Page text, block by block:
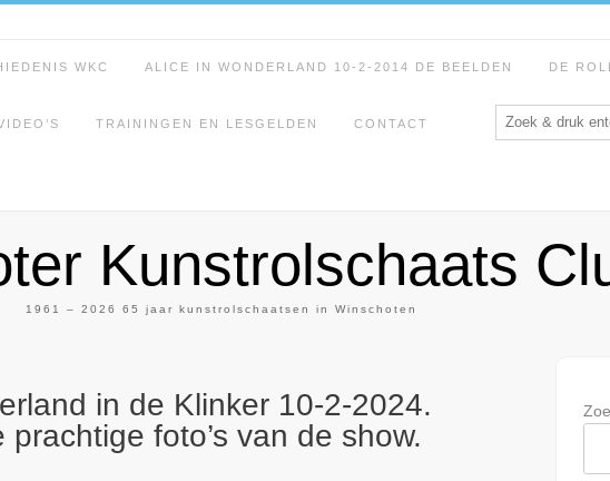
WKC ALICE IN WONDERLAND 10-2-2014 DE BEELDEN DE
TRAININGEN EN LESGELDEN CONTACT
Kunstrolschaats
1961 – 2026 65 jaar kunstrolschaatsen in Winschoten
in de Klinker 10-2-2024.
foto’s van de show.